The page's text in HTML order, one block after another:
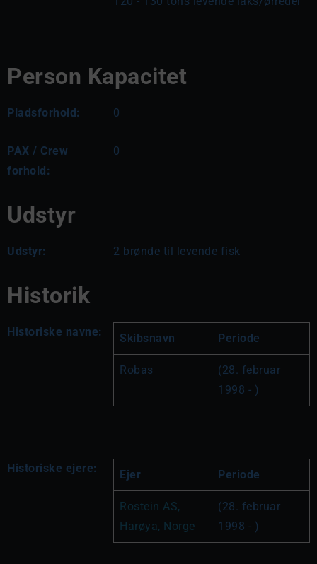
Person Kapacitet
Pladsforhold: 0
PAX / Crew
forhold:
0
Udstyr
Udstyr: 2 brønde til levende fisk
Historik
Historiske navne: Skibsnavn Periode
Robas
(28. februar
1998 - )
Historiske ejere: Ejer Periode
Rostein AS,
Harøya, Norge
(28. februar
1998 - )